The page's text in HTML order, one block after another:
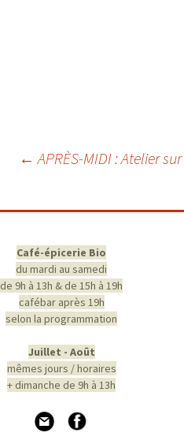
← APRÈS-MIDI : Atelier
Café-épicerie Bio
du mardi au samedi
de 9h à 13h & de 15h à 19h
cafébar après 19h
selon la programmation
Juillet - Août
mêmes jours / horaires
+ dimanche de 9h à 13h